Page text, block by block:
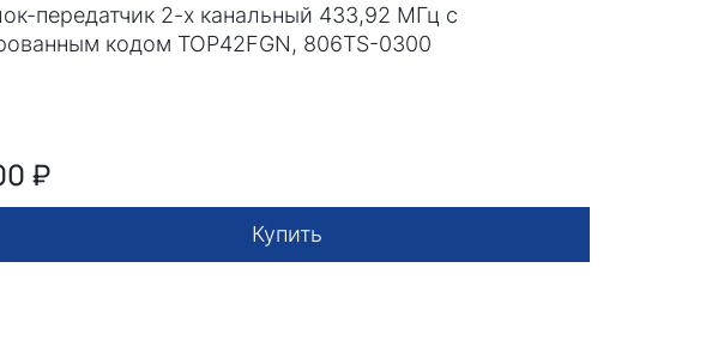
передатчик 2-х канальный 433,92 МГц с
кодом TOP42FGN, 806TS-0300
₽
Купить